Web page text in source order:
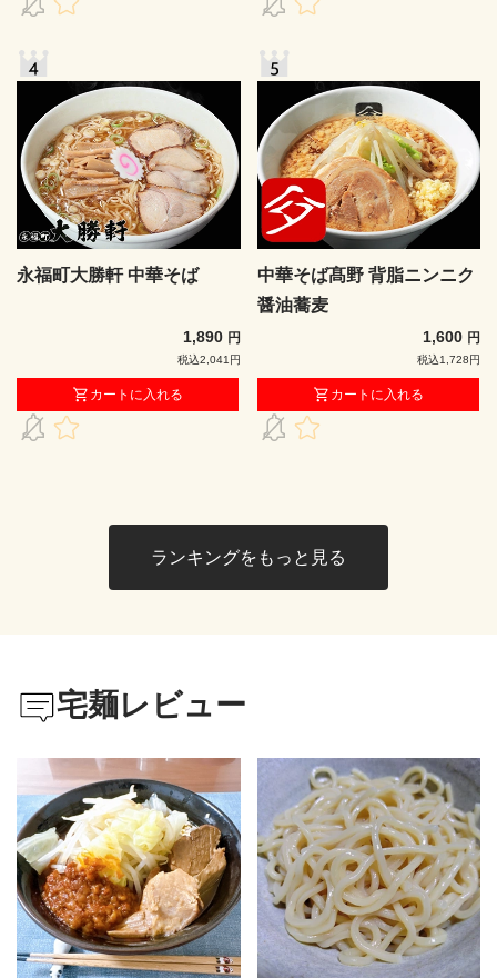
永福町大勝軒 中華そば
1,890 円
税込2,041円
カートに入れる
中華そば髙野 背脂ニンニク
醤油蕎麦
1,600 円
税込1,728円
カートに入れる
ランキングをもっと見る
宅麺レビュー